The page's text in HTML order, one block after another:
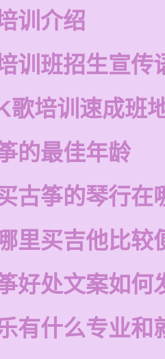
训介绍
训班招生宣传
歌培训速成班
的最佳年龄
古筝的琴行在
里买吉他比较
好处文案如何
有什么专业和